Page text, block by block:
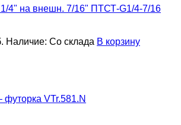
4" на внешн. 7/16" ПТСТ-G1/4-7/16
Наличие: Со склада В корзину
футорка VTr.581.N